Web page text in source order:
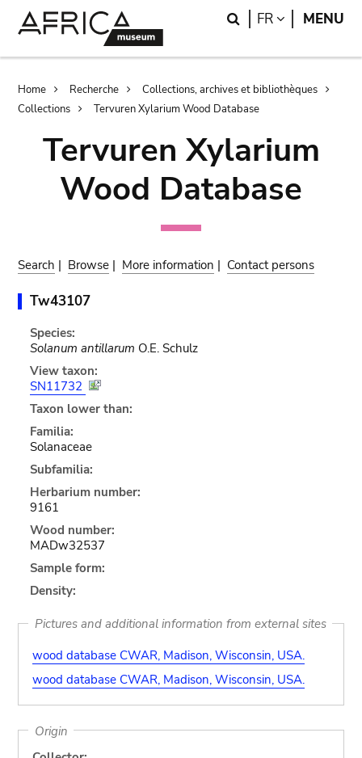
Search
FR LANGUAGE
MENU
Breadcrumb
Home Recherche
Collections, archives et bibliothèques
Collections
Tervuren Xylarium Wood Database
Tervuren Xylarium
Wood Database
Search | Browse | More information | Contact persons
Tw43107
Species:
Solanum antillarum O.E. Schulz
View taxon:
SN11732
Taxon lower than:
Familia:
Solanaceae
Subfamilia:
Herbarium number:
9161
Wood number:
MADw32537
Sample form:
Density:
Pictures and additional information from external sites
wood database CWAR, Madison, Wisconsin, USA.
wood database CWAR, Madison, Wisconsin, USA.
Origin